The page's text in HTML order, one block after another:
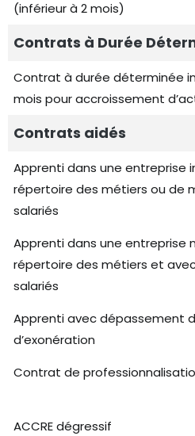
(inférieur à 2 mois)
Contrats à Durée
Contrat à durée déterminée
mois pour accroissement
Contrats aidés
Apprenti dans une entreprise
répertoire des métiers ou de
salariés
Apprenti dans une entreprise
répertoire des métiers et avec
salariés
Apprenti avec dépassement
d’exonération
Contrat de
ACCRE dégressif